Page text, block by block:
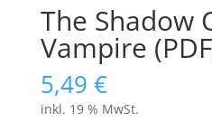
The Shadow
Vampire
5,49 €
inkl. 19 % MwSt.